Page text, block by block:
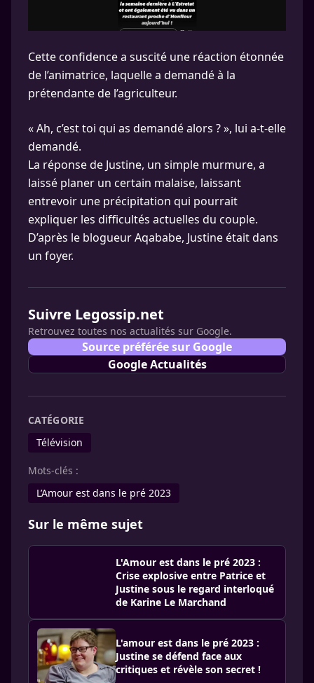
Cette confidence a suscité une réaction étonnée
de l’animatrice, laquelle a demandé à la
prétendante de l’agriculteur.
« Ah, c’est toi qui as demandé alors ? », lui a-t-elle
demandé.
La réponse de Justine, un simple murmure, a
laissé planer un certain malaise, laissant
entrevoir une précipitation qui pourrait
expliquer les difficultés actuelles du couple.
D’après le blogueur Aqababe, Justine était dans
un foyer.
Suivre Legossip.net
Retrouvez toutes nos actualités sur Google.
Source préférée sur Google
Google Actualités
CATÉGORIE
Télévision
Mots-clés :
L’Amour est dans le pré 2023
Sur le même sujet
L'Amour est dans le pré 2023 :
Crise explosive entre Patrice et
Justine sous le regard interloqué
de Karine Le Marchand
L'amour est dans le pré 2023 :
Justine se défend face aux
critiques et révèle son secret !